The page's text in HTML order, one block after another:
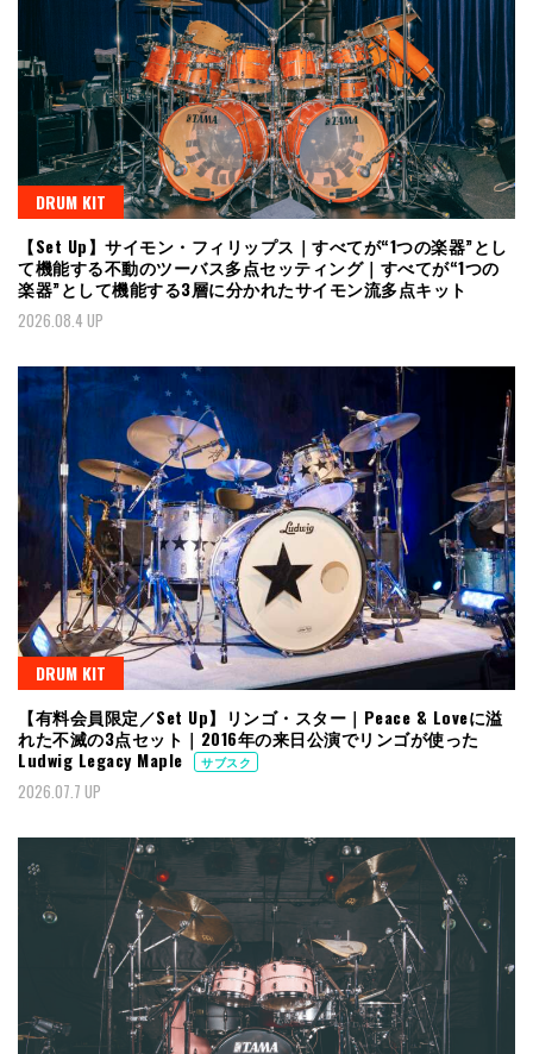
DRUM KIT
【Set Up】サイモン・フィリップス｜すべてが“1つの楽器”とし
て機能する不動のツーバス多点セッティング｜すべてが“1つの
楽器”として機能する3層に分かれたサイモン流多点キット
2026.08.4 UP
DRUM KIT
【有料会員限定／Set Up】リンゴ・スター｜Peace & Loveに溢
れた不滅の3点セット｜2016年の来日公演でリンゴが使った
Ludwig Legacy Maple
サブスク
2026.07.7 UP